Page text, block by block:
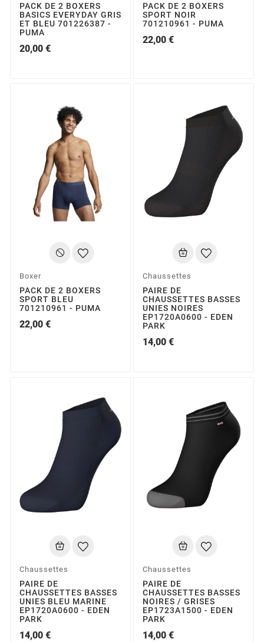
PACK DE 2 BOXERS
BASICS EVERYDAY GRIS
ET BLEU 701226387 -
PUMA
20,00 €
PACK DE 2 BOXERS
SPORT NOIR
701210961 - PUMA
22,00 €
Boxer
PACK DE 2 BOXERS
SPORT BLEU
701210961 - PUMA
22,00 €
Chaussettes
PAIRE DE
CHAUSSETTES BASSES
UNIES NOIRES
EP1720A0600 - EDEN
PARK
14,00 €
Chaussettes
PAIRE DE
CHAUSSETTES BASSES
UNIES BLEU MARINE
EP1720A0600 - EDEN
PARK
14,00 €
Chaussettes
PAIRE DE
CHAUSSETTES BASSES
NOIRES / GRISES
EP1723A1500 - EDEN
PARK
14,00 €